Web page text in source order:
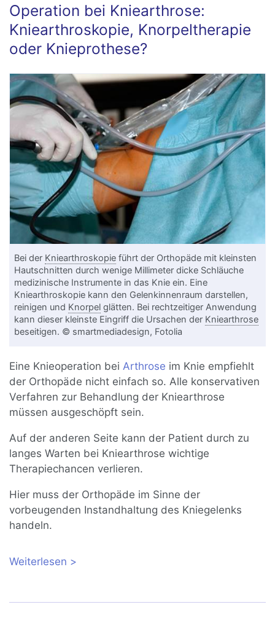
Operation bei Kniearthrose:
Kniearthroskopie, Knorpeltherapie
oder Knieprothese?
Bei der Kniearthroskopie führt der Orthopäde mit kleinsten
Hautschnitten durch wenige Millimeter dicke Schläuche
medizinische Instrumente in das Knie ein. Eine
Kniearthroskopie kann den Gelenkinnenraum darstellen,
reinigen und Knorpel glätten. Bei rechtzeitiger Anwendung
kann dieser kleinste Eingriff die Ursachen der Kniearthrose
beseitigen. © smartmediadesign, Fotolia
Eine Knieoperation bei Arthrose im Knie empfiehlt
der Orthopäde nicht einfach so. Alle konservativen
Verfahren zur Behandlung der Kniearthrose
müssen ausgeschöpft sein.
Auf der anderen Seite kann der Patient durch zu
langes Warten bei Kniearthrose wichtige
Therapiechancen verlieren.
Hier muss der Orthopäde im Sinne der
vorbeugenden Instandhaltung des Kniegelenks
handeln.
Weiterlesen über Operation bei Kniearthrose: